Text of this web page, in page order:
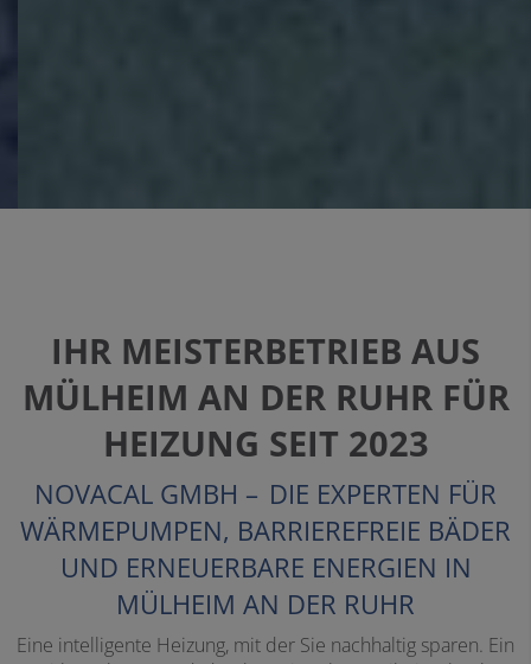
IHR MEISTERBETRIEB AUS
MÜLHEIM AN DER RUHR FÜR
HEIZUNG SEIT 2023
NOVACAL GMBH – DIE EXPERTEN FÜR
WÄRMEPUMPEN, BARRIEREFREIE BÄDER
UND ERNEUERBARE ENERGIEN IN
MÜLHEIM AN DER RUHR
Eine intelligente Heizung, mit der Sie nachhaltig sparen. Ein